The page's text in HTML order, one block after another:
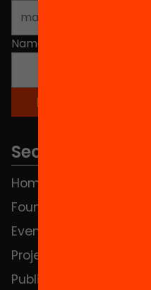
Name
Sections
Home
Foundation
Events
Projects
Publications and videos